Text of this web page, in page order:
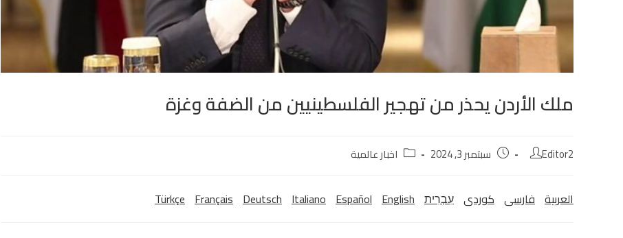
ملك الأردن يحذر من تهجير الفلسطينيين من الضفة وغزة
Editor2 سبتمبر 3, 2024 اخبار عالمية
العربية فارسی كوردی‎ עִבְרִית Türkçe Français Deutsch Italiano Español English